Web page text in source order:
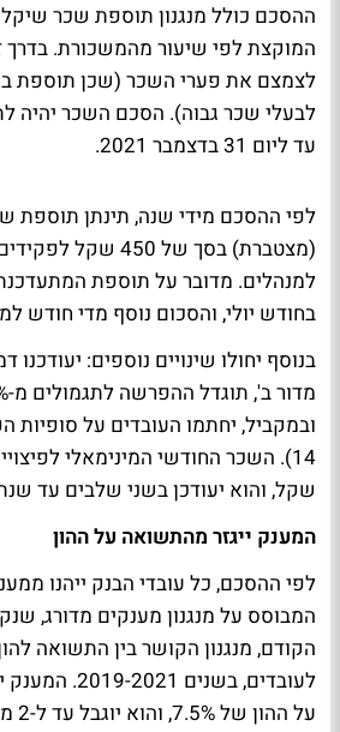
ההסכם כולל מנגנון תוספת שכר
המוקצת לפי שיעור מהמשכורת. בדרך
לצמצם את פערי השכר (שכן תוספת
עד ליום 31 בדצמבר 2021.
לפי ההסכם מידי שנה, תינתן תוספת
למנהלים. מדובר על תוספת
בחודש יולי, והסכום נוסף מדי חודש
בנוסף יחולו שינויים נוספים:
ובמקביל, יחתמו העובדים על סופיות
שקל, והוא יעודכן בשני שלבים עד שנת
המענק ייגזר מהתשואה על ההון
לפי ההסכם, כל עובדי הבנק ייהנו
המבוסס על מנגנון מענקים מדורג,
הקודם, מנגנון הקושר בין התשואה
לעובדים, בשנים
על ההון של 7.5%, והוא יוגבל עד ל-2 משכורות.